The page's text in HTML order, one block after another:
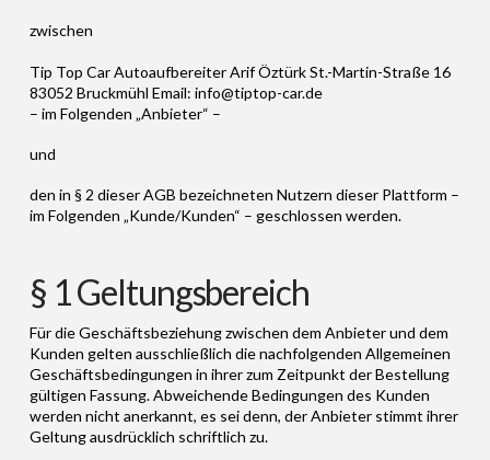
zwischen
Tip Top Car Autoaufbereiter Arif Öztürk St.-Martin-Straße 16
83052 Bruckmühl Email: info@tiptop-car.de
– im Folgenden „Anbieter“ –
und
den in § 2 dieser AGB bezeichneten Nutzern dieser Plattform –
im Folgenden „Kunde/Kunden“ – geschlossen werden.
§ 1 Geltungsbereich
Für die Geschäftsbeziehung zwischen dem Anbieter und dem
Kunden gelten ausschließlich die nachfolgenden Allgemeinen
Geschäftsbedingungen in ihrer zum Zeitpunkt der Bestellung
gültigen Fassung. Abweichende Bedingungen des Kunden
werden nicht anerkannt, es sei denn, der Anbieter stimmt ihrer
Geltung ausdrücklich schriftlich zu.